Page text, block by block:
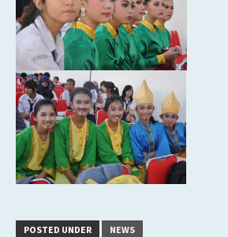
POSTED UNDER
NEWS